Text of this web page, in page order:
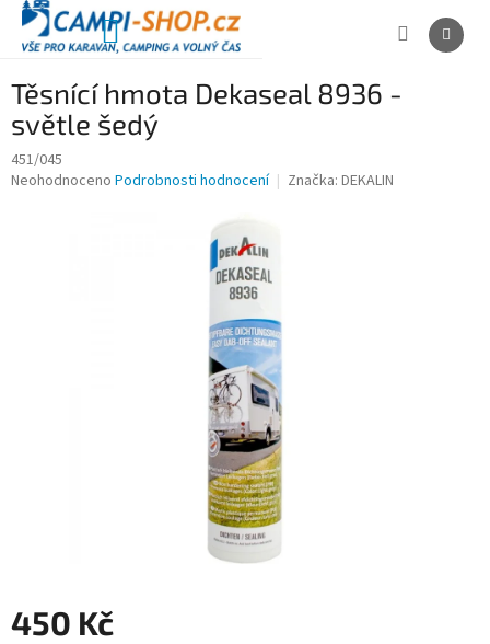
Přejít
obsah
NÁKUPNÍ
Těsnící hmota Dekaseal 8936 -
světle šedý
451/045
Průměrné
Neohodnoceno Podrobnosti hodnocení Značka: DEKALIN
450 Kč